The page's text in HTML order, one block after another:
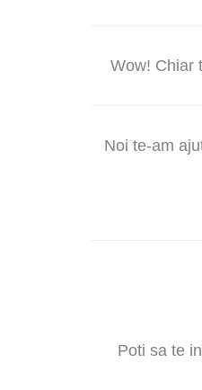
Wow! Chiar
Noi te-am
Poti sa te